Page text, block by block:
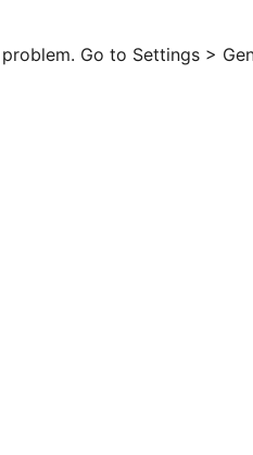
problem. Go to Settings >